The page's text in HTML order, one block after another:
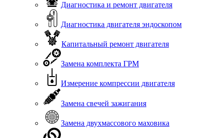
Диагностика и ремонт двигателя
Диагностика двигателя эндоскопом
Капитальный ремонт двигателя
Замена комплекта ГРМ
Измерение компрессии двигателя
Замена свечей зажигания
Замена двухмассового маховика